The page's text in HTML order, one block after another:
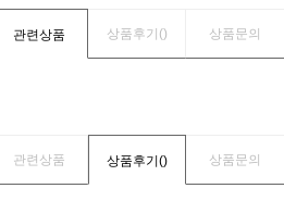
관련상품 상품후기() 상품문의
관련상품 상품후기() 상품문의